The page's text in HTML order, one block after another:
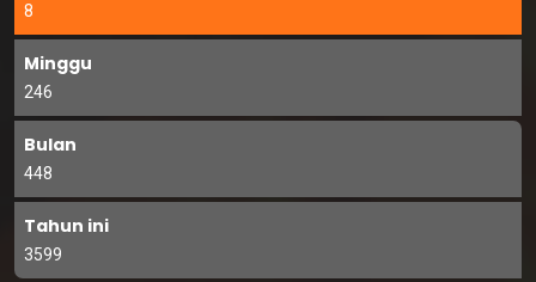
8
Minggu
246
Bulan
448
Tahun ini
3599